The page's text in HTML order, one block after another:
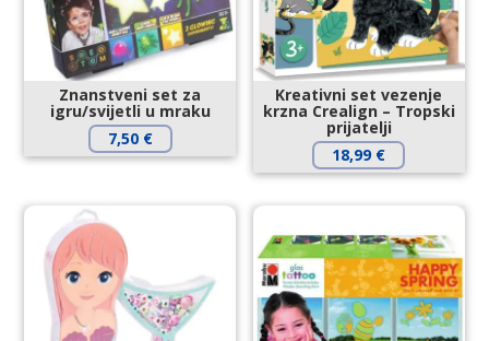
Znanstveni set za
igru/svijetli u mraku
7,50 €
Kreativni set vezenje
krzna Crealign – Tropski
prijatelji
18,99 €